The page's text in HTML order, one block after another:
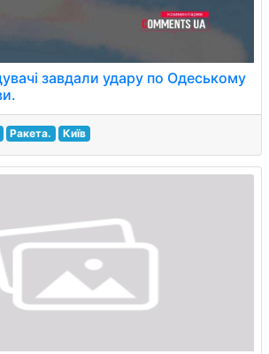
завдали удару по Одеському
Ракета. Київ